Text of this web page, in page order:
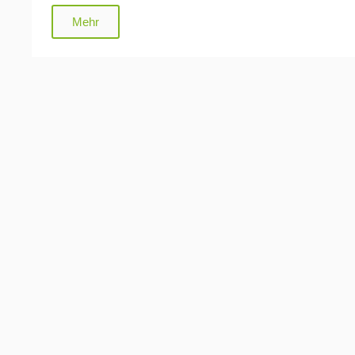
edelsten Eigenschaften zu offenbaren." (Kakuzo
Tee",1919)
Mehr